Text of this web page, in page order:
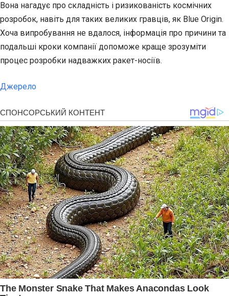
Вона нагадує про складність і ризикованість космічних
розробок, навіть для таких великих гравців, як Blue Origin.
Хоча випробування не вдалося, інформація про причини та
подальші кроки компанії допоможе краще зрозуміти
процес розробки надважких ракет-носіїв.
Джерело